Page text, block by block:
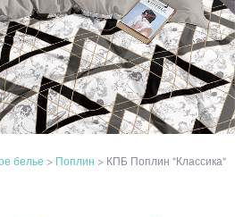
белье > Поплин > КПБ Поплин "Классика"